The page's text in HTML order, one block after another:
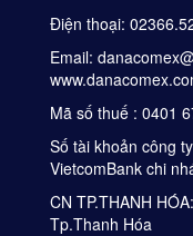
Điện thoại:
Email:
Mã số thuế : 0401
Số tài khoản công
VietcomBank chi
CN TP.THANH
Tp.Thanh Hóa